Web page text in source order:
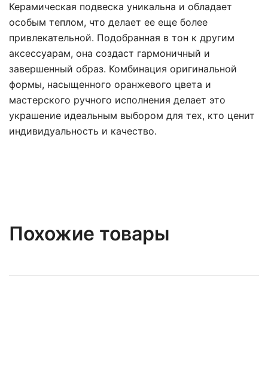
Керамическая подвеска уникальна и обладает
особым теплом, что делает ее еще более
привлекательной. Подобранная в тон к другим
аксессуарам, она создаст гармоничный и
завершенный образ. Комбинация оригинальной
формы, насыщенного оранжевого цвета и
мастерского ручного исполнения делает это
украшение идеальным выбором для тех, кто ценит
индивидуальность и качество.
Похожие товары